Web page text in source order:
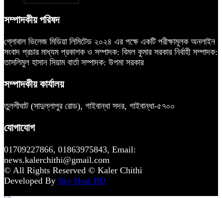
সম্পাদকীয় পরিষদ
গ্লোবাল ভিলেজ মিডিয়া লিমিটেড ২০২৪ এর পক্ষে একটি পরীক্ষামূলক অনলাইন
সংবাদ প্রচার মাধ্যম প্রকাশক ও সম্পাদক: বিমল কুমার সরকার নির্বাহী সম্পাদক:
তাসলিমুল হাসান সিয়াম বার্তা সম্পাদক: উপমা সরকার
সম্পাদকীয় কার্যালয়
তুলশীঘাট (সাদুল্লাপুর রোড), গাইবান্ধা সদর, গাইবান্ধা-৫৭০০
যোগাযোগ
01709227866, 01863975843, Email:
news.kalerchithi@gmail.com
© All Rights Reserved © Kaler Chithi
Developed By Sky Host BD